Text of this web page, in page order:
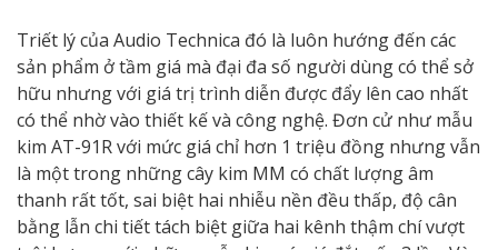
Triết lý của Audio Technica đó là luôn hướng đến các
sản phẩm ở tầm giá mà đại đa số người dùng có thể sở
hữu nhưng với giá trị trình diễn được đẩy lên cao nhất
có thể nhờ vào thiết kế và công nghệ. Đơn cử như mẫu
kim AT-91R với mức giá chỉ hơn 1 triệu đồng nhưng vẫn
là một trong những cây kim MM có chất lượng âm
thanh rất tốt, sai biệt hai nhiễu nền đều thấp, độ cân
bằng lẫn chi tiết tách biệt giữa hai kênh thậm chí vượt